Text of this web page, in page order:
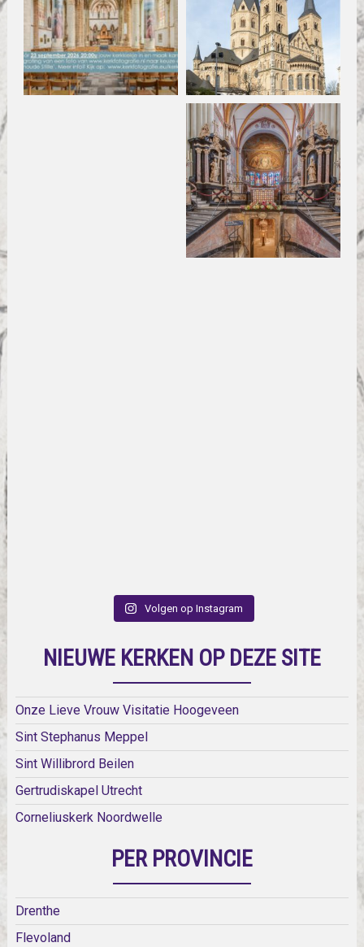
Volgen op Instagram
NIEUWE KERKEN OP DEZE SITE
Onze Lieve Vrouw Visitatie Hoogeveen
Sint Stephanus Meppel
Sint Willibrord Beilen
Gertrudiskapel Utrecht
Corneliuskerk Noordwelle
PER PROVINCIE
Drenthe
Flevoland